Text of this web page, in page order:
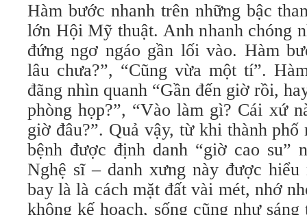
Hàm bước nhanh trên những bậc
lớn Hội Mỹ thuật. Anh nhanh chóng
đứng ngơ ngáo gần lối vào. Hàm
lâu chưa?”, “Cũng vừa một tí”.
đãng nhìn quanh “Gần đến giờ rồi,
phòng họp?”, “Vào làm gì? Cái xứ
giờ đâu?”. Quả vậy, từ khi thành phố
bệnh được định danh “giờ cao su”
Nghệ sĩ – danh xưng này được
bay là là cách mặt đất vài mét, nhớ
không kế hoạch, sống cũng như